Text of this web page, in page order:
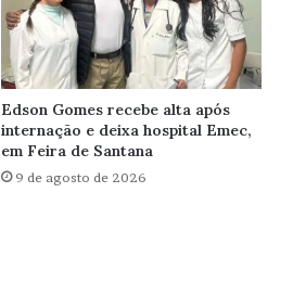
Edson Gomes recebe alta após
internação e deixa hospital Emec,
em Feira de Santana
9 de agosto de 2026